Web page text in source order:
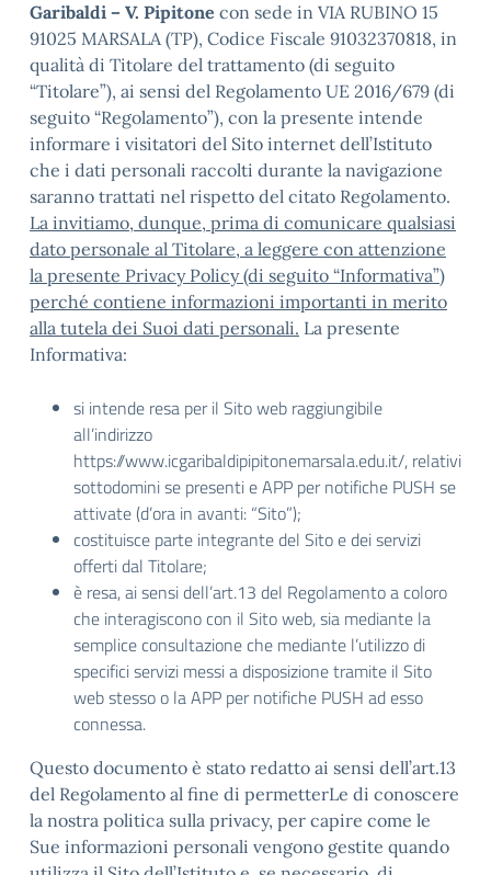
Garibaldi – V. Pipitone con sede in VIA RUBINO 15
91025 MARSALA (TP), Codice Fiscale 91032370818, in
qualità di Titolare del trattamento (di seguito
“Titolare”), ai sensi del Regolamento UE 2016/679 (di
seguito “Regolamento”), con la presente intende
informare i visitatori del Sito internet dell’Istituto
che i dati personali raccolti durante la navigazione
saranno trattati nel rispetto del citato Regolamento.
La invitiamo, dunque, prima di comunicare qualsiasi
dato personale al Titolare, a leggere con attenzione
la presente Privacy Policy (di seguito “Informativa”)
perché contiene informazioni importanti in merito
alla tutela dei Suoi dati personali. La presente
Informativa:
si intende resa per il Sito web raggiungibile
all’indirizzo
https://www.icgaribaldipipitonemarsala.edu.it/, relativi
sottodomini se presenti e APP per notifiche PUSH se
attivate (d’ora in avanti: “Sito”);
costituisce parte integrante del Sito e dei servizi
offerti dal Titolare;
è resa, ai sensi dell’art.13 del Regolamento a coloro
che interagiscono con il Sito web, sia mediante la
semplice consultazione che mediante l’utilizzo di
specifici servizi messi a disposizione tramite il Sito
web stesso o la APP per notifiche PUSH ad esso
connessa.
Questo documento è stato redatto ai sensi dell’art.13
del Regolamento al fine di permetterLe di conoscere
la nostra politica sulla privacy, per capire come le
Sue informazioni personali vengono gestite quando